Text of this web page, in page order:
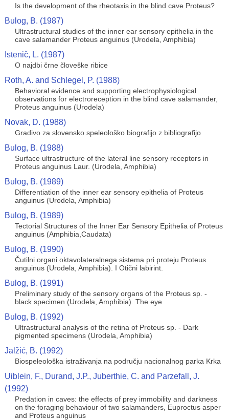
Is the development of the rheotaxis in the blind cave Proteus?
Bulog, B. (1987)
Ultrastructural studies of the inner ear sensory epithelia in the
cave salamander Proteus anguinus (Urodela, Amphibia)
Istenič, L. (1987)
O najdbi črne človeške ribice
Roth, A. and Schlegel, P. (1988)
Behavioral evidence and supporting electrophysiological
observations for electroreception in the blind cave salamander,
Proteus anguinus (Urodela)
Novak, D. (1988)
Gradivo za slovensko speleološko biografijo z bibliografijo
Bulog, B. (1988)
Surface ultrastructure of the lateral line sensory receptors in
Proteus anguinus Laur. (Urodela, Amphibia)
Bulog, B. (1989)
Differentiation of the inner ear sensory epithelia of Proteus
anguinus (Urodela, Amphibia)
Bulog, B. (1989)
Tectorial Structures of the lnner Ear Sensory Epithelia of Proteus
anguinus (Amphibia,Caudata)
Bulog, B. (1990)
Čutilni organi oktavolateralnega sistema pri proteju Proteus
anguinus (Urodela, Amphibia). I Otični labirint.
Bulog, B. (1991)
Preliminary study of the sensory organs of the Proteus sp. -
black specimen (Urodela, Amphibia). The eye
Bulog, B. (1992)
Ultrastructural analysis of the retina of Proteus sp. - Dark
pigmented specimens (Urodela, Amphibia)
Jalžić, B. (1992)
Biospeleološka istraživanja na području nacionalnog parka Krka
Uiblein, F., Durand, J.P., Juberthie, C. and Parzefall, J.
(1992)
Predation in caves: the effects of prey immobility and darkness
on the foraging behaviour of two salamanders, Euproctus asper
and Proteus anguinus